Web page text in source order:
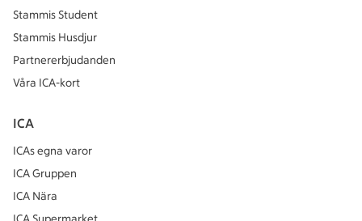
Stammis Student
Stammis Husdjur
Partnererbjudanden
Våra ICA-kort
ICA
ICAs egna varor
ICA Gruppen
ICA Nära